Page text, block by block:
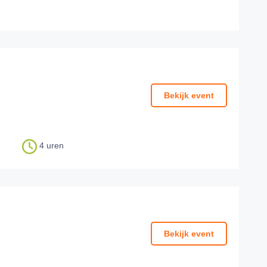
Bekijk event
4 uren
Bekijk event